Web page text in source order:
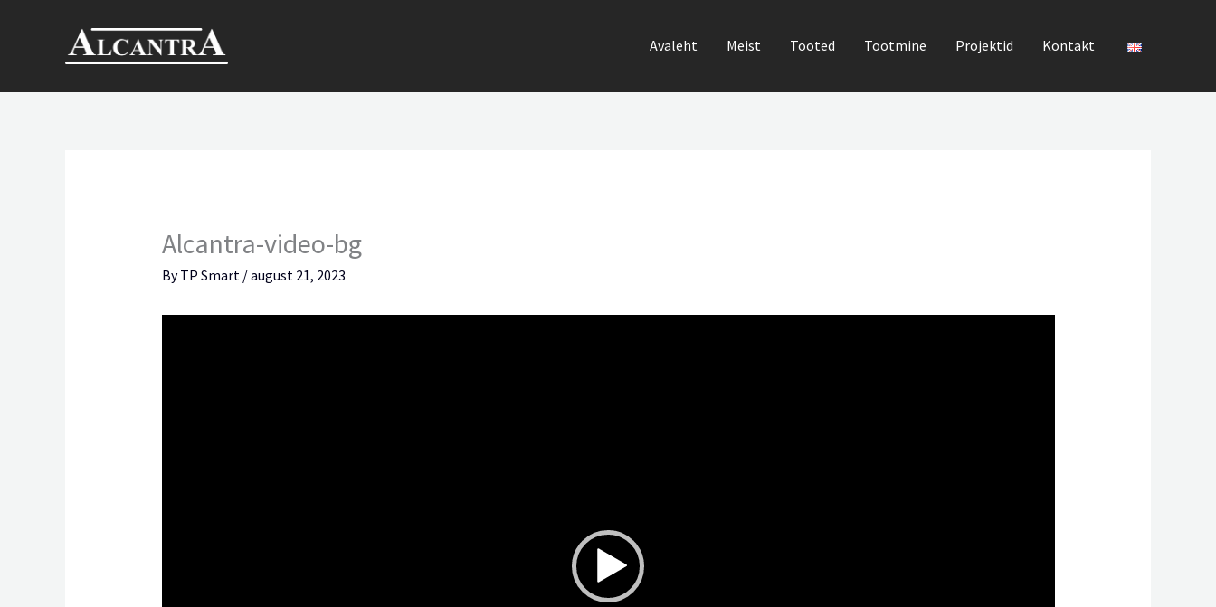
Avaleht Meist Tooted Tootmine Projektid Kontakt
Alcantra-video-bg
ByTP Smart /august 21, 2023